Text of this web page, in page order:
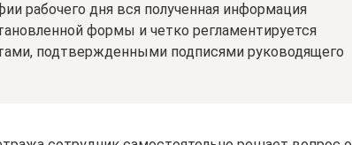
рабочего дня вся полученная информация
формы и четко регламентируется
подтвержденными подписями руководящего